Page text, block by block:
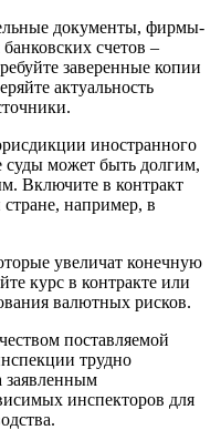
документы, фирмы-
счетов –
заверенные копии
актуальность
иностранного
суды может быть долгим,
Включите в контракт
например, в
увеличат конечную
курс в контракте или
валютных рисков.
поставляемой
трудно
заявленным
инспекторов для